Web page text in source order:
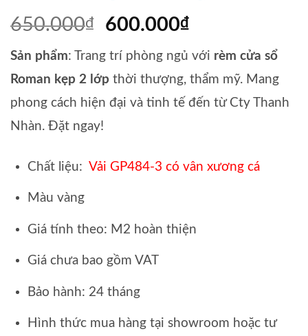
trênđánh
giá
650.000₫
Giá
là:
650.000₫.
600.000₫
tại
là:
600.000₫.
Sản phẩm: Trang trí phòng ngủ với rèm cửa sổ
Roman kẹp 2 lớp thời thượng, thẩm mỹ. Mang
phong cách hiện đại và tinh tế đến từ Cty Thanh
Nhàn. Đặt ngay!
Chất liệu: Vải GP484-3 có vân xương cá
Màu vàng
Giá tính theo: M2 hoàn thiện
Giá chưa bao gồm VAT
Bảo hành: 24 tháng
Hình thức mua hàng tại showroom hoặc tư